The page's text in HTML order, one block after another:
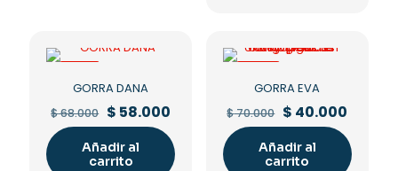
GORRA DANA
$68.000 Original
price
was:
$ 68.000.
$ 58.000
is:
$ 58.000.
Añadir al
carrito
GORRA EVA
$70.000 Original
price
was:
$ 70.000.
$ 40.000
is:
$
Añadir al
carrito